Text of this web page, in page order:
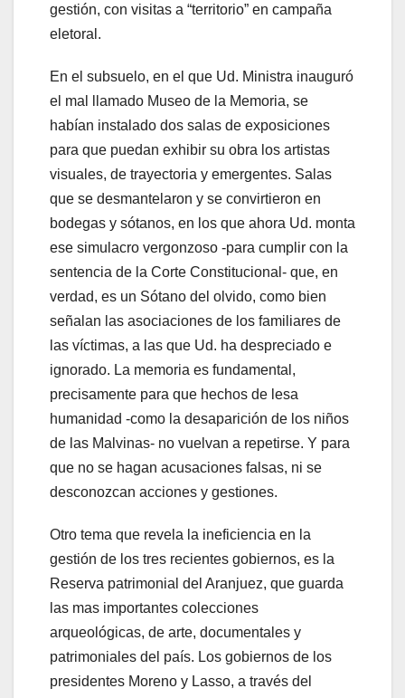
gestión, con visitas a “territorio” en campaña
eletoral.
En el subsuelo, en el que Ud. Ministra inauguró
el mal llamado Museo de la Memoria, se
habían instalado dos salas de exposiciones
para que puedan exhibir su obra los artistas
visuales, de trayectoria y emergentes. Salas
que se desmantelaron y se convirtieron en
bodegas y sótanos, en los que ahora Ud. monta
ese simulacro vergonzoso -para cumplir con la
sentencia de la Corte Constitucional- que, en
verdad, es un Sótano del olvido, como bien
señalan las asociaciones de los familiares de
las víctimas, a las que Ud. ha despreciado e
ignorado. La memoria es fundamental,
precisamente para que hechos de lesa
humanidad -como la desaparición de los niños
de las Malvinas- no vuelvan a repetirse. Y para
que no se hagan acusaciones falsas, ni se
desconozcan acciones y gestiones.
Otro tema que revela la ineficiencia en la
gestión de los tres recientes gobiernos, es la
Reserva patrimonial del Aranjuez, que guarda
las mas importantes colecciones
arqueológicas, de arte, documentales y
patrimoniales del país. Los gobiernos de los
presidentes Moreno y Lasso, a través del